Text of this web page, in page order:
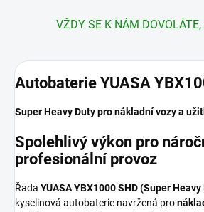
VŽDY SE K NÁM DOVOLÁTE,
Autobaterie YUASA
Super Heavy Duty pro nákladní vozy a
Spolehlivý výkon pro
profesionální provoz
Řada YUASA YBX1000 SHD (Super Heavy
kyselinová autobaterie navržená pro